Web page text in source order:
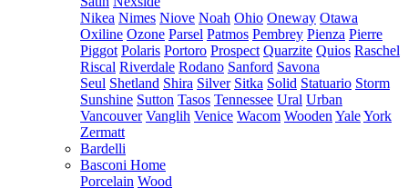
Nikea Nimes Niove Noah Ohio Oneway Otawa
Oxiline Ozone Parsel Patmos Pembrey Pienza Pierre
Piggot Polaris Portoro Prospect Quarzite Quios Raschel
Riscal Riverdale Rodano Sanford Savona
Seul Shetland Shira Silver Sitka Solid Statuario Storm
Sunshine Sutton Tasos Tennessee Ural Urban
Vancouver Vanglih Venice Wacom Wooden YaleYork
Zermatt
Bardelli
Basconi Home
Porcelain Wood